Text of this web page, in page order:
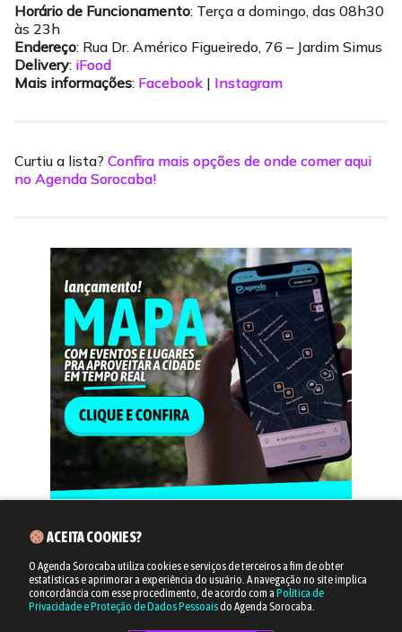
Horário de Funcionamento: Terça a domingo, das 08h30
às 23h
Endereço: Rua Dr. Américo Figueiredo, 76 – Jardim Simus
Delivery: iFood
Mais informações: Facebook | Instagram
Curtiu a lista? Confira mais opções de onde comer aqui
no Agenda Sorocaba!
ACEITA COOKIES?
O Agenda Sorocaba utiliza cookies e serviços de terceiros a fim de obter
estatísticas e aprimorar a experiência do usuário. A navegação no site implica
concordância com esse procedimento, de acordo com a Política de
Privacidade e Proteção de Dados Pessoaisdo Agenda Sorocaba.